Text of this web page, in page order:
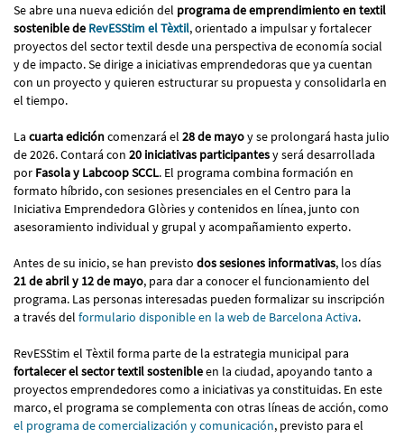
Se abre una nueva edición del programa de emprendimiento en textil
sostenible de RevESStim el Tèxtil, orientado a impulsar y fortalecer
proyectos del sector textil desde una perspectiva de economía social
y de impacto. Se dirige a iniciativas emprendedoras que ya cuentan
con un proyecto y quieren estructurar su propuesta y consolidarla en
el tiempo.
La cuarta edicióncomenzará el 28 de mayoy se prolongará hasta julio
de 2026. Contará con 20 iniciativas participantesy será desarrollada
por Fasola y Labcoop SCCL. El programa combina formación en
formato híbrido, con sesiones presenciales en el Centro para la
Iniciativa Emprendedora Glòries y contenidos en línea, junto con
asesoramiento individual y grupal y acompañamiento experto.
Antes de su inicio, se han previsto dos sesiones informativas, los días
21 de abril y 12 de mayo, para dar a conocer el funcionamiento del
programa. Las personas interesadas pueden formalizar su inscripción
a través del formulario disponible en la web de Barcelona Activa.
RevESStim el Tèxtil forma parte de la estrategia municipal para
fortalecer el sector textil sostenibleen la ciudad, apoyando tanto a
proyectos emprendedores como a iniciativas ya constituidas. En este
marco, el programa se complementa con otras líneas de acción, como
el programa de comercialización y comunicación, previsto para el